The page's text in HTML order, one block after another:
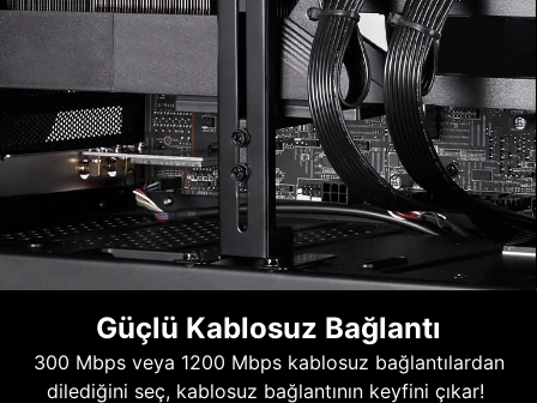
Güçlü Kablosuz Bağlantı
300 Mbps veya 1200 Mbps kablosuz bağlantılardan
dilediğini seç, kablosuz bağlantının keyfini çıkar!